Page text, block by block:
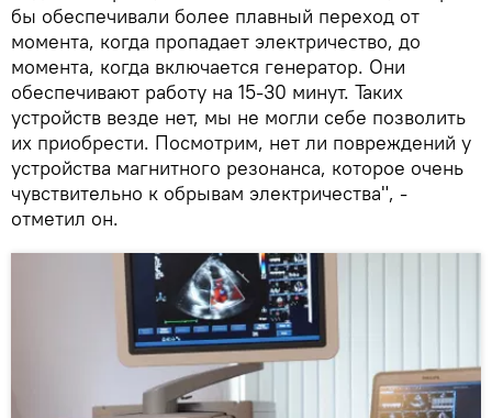
бы обеспечивали более плавный переход от
момента, когда пропадает электричество, до
момента, когда включается генератор. Они
обеспечивают работу на 15-30 минут. Таких
устройств везде нет, мы не могли себе позволить
их приобрести. Посмотрим, нет ли повреждений у
устройства магнитного резонанса, которое очень
чувствительно к обрывам электричества", -
отметил он.